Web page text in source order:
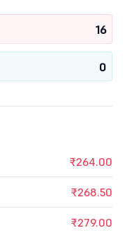
16
0
₹264.00
₹268.50
₹279.00